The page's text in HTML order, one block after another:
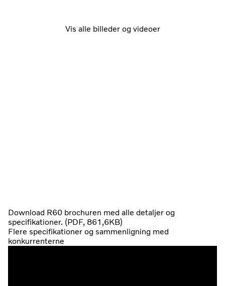
Vis alle billeder og videoer
Download R60 brochuren med alle detaljer og
specifikationer. (PDF, 861,6KB)
Flere specifikationer og sammenligning med
konkurrenterne